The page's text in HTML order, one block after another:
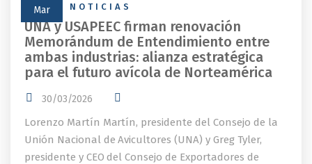
Mar
NEWS NOTICIAS
UNA y USAPEEC firman renovación
Memorándum de Entendimiento entre
ambas industrias: alianza estratégica
para el futuro avícola de Norteamérica
30/03/2026
Lorenzo Martín Martín, presidente del Consejo de la
Unión Nacional de Avicultores (UNA) y Greg Tyler,
presidente y CEO del Consejo de Exportadores de